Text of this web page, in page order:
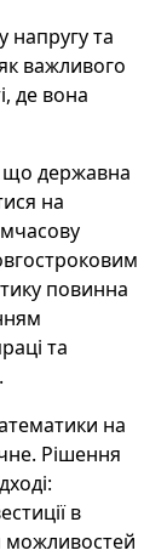
напругу та
важливого
де вона
що державна
на
повинна
та
на
Рішення
в
можливостей